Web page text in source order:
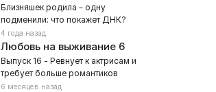
Близняшек родила – одну
подменили: что покажет ДНК?
4 года назад
Любовь на выживание6
Выпуск 16 - Ревнует к актрисам и
требует больше романтиков
6 месяцев назад